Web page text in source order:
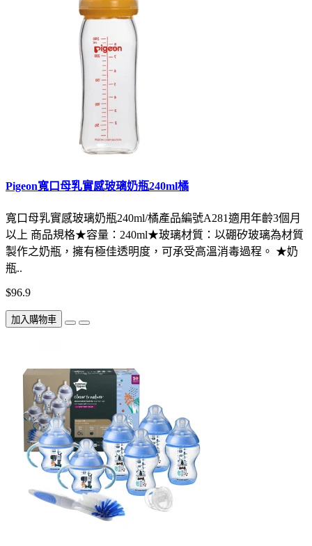
Pigeon寬口母乳實感玻璃奶瓶240ml橘
寬口母乳實感玻璃奶瓶240ml/橘產品編號A281適用年齡3個月
以上 商品規格★容量：240ml★玻璃材質：以硼矽玻璃為材質
製作之奶瓶，擁有極佳透明度，可承受高溫消毒過程。 ★奶
瓶..
$96.9
加入購物車